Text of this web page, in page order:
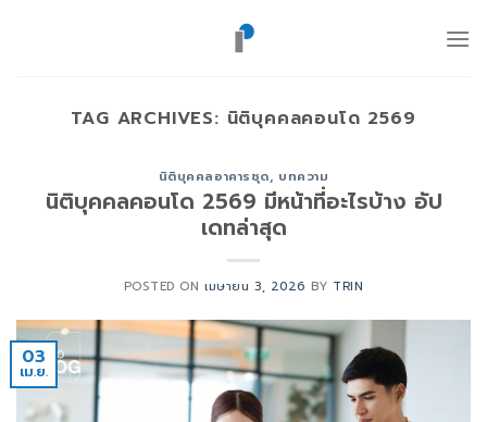
TAG ARCHIVES: นิติบุคคลคอนโด 2569
นิติบุคคลอาคารชุด, บทความ
นิติบุคคลคอนโด 2569 มีหน้าที่อะไรบ้าง อัป
เดทล่าสุด
POSTED ONเมษายน 3, 2026 BY TRIN
03
เม.ย.